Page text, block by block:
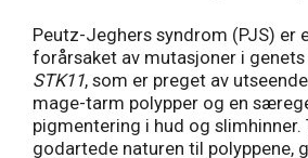
Peutz-Jeghers syndrom (PJS) er
forårsaket av mutasjoner i
STK11, som er preget av
mage-tarm polypper og en
pigmentering i hud og
godartede naturen til polyppene,